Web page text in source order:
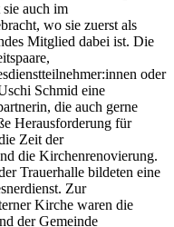
auch im
wo sie zuerst als
Mitglied dabei ist. Die
oder
Schmid eine
die auch gerne
Herausforderung für
Zeitder
die Kirchenrenovierung.
Trauerhalle bildeten eine
Zur
Kirche waren die
derGemeinde